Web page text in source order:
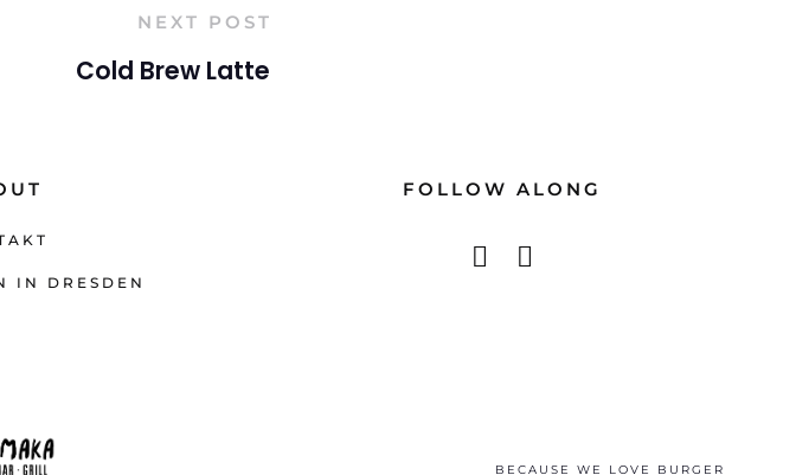
NEXT POST
Cold Brew Latte
IN DRESDEN
FOLLOW ALONG
BECAUSE WE LOVE BURGER